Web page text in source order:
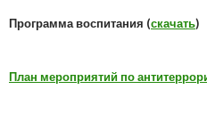
Программа воспитания (скачать)
План мероприятий по